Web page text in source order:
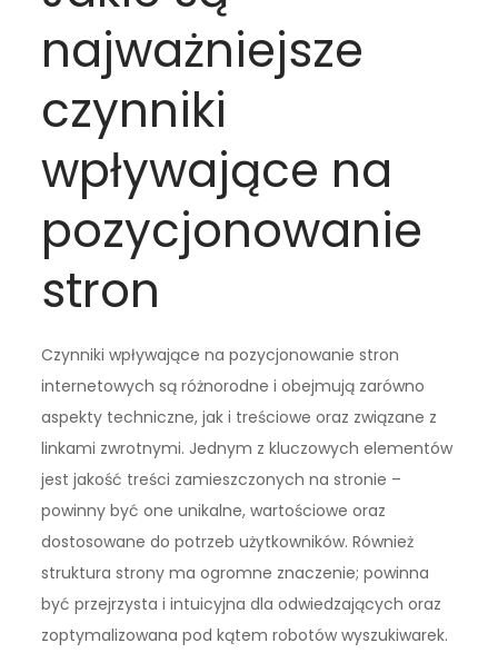
najważniejsze
czynniki
wpływające na
pozycjonowanie
stron
Czynniki wpływające na pozycjonowanie stron
internetowych są różnorodne i obejmują zarówno
aspekty techniczne, jak i treściowe oraz związane z
linkami zwrotnymi. Jednym z kluczowych elementów
jest jakość treści zamieszczonych na stronie –
powinny być one unikalne, wartościowe oraz
dostosowane do potrzeb użytkowników. Również
struktura strony ma ogromne znaczenie; powinna
być przejrzysta i intuicyjna dla odwiedzających oraz
zoptymalizowana pod kątem robotów wyszukiwarek.